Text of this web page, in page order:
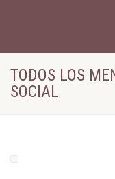
TODOS LOS
SOCIAL